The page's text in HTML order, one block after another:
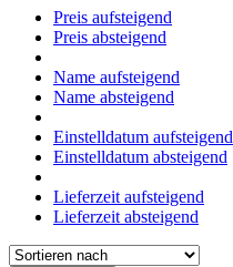
Preis aufsteigend
Preis absteigend
Name aufsteigend
Name absteigend
Einstelldatum aufsteigend
Einstelldatum absteigend
Lieferzeit aufsteigend
Lieferzeit absteigend